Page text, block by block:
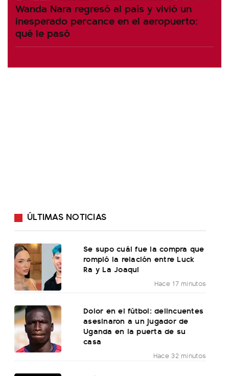
Wanda Nara regresó al país y vivió un
inesperado percance en el aeropuerto:
qué le pasó
ÚLTIMAS NOTICIAS
Se supo cuál fue la compra que
rompió la relación entre Luck
Ra y La Joaqui
Hace 17 minutos
Dolor en el fútbol: delincuentes
asesinaron a un jugador de
Uganda en la puerta de su
casa
Hace 32 minutos